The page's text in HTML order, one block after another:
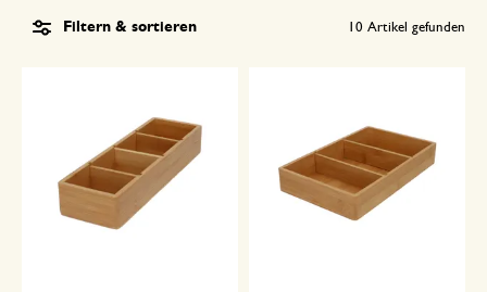
Filtern & sortieren 10 Artikel gefunden